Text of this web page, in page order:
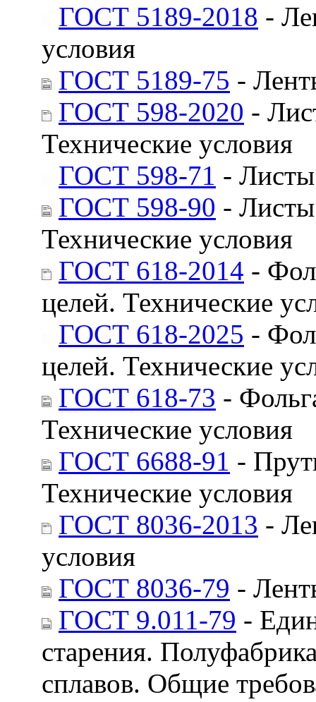
ГОСТ 5189-2018 -
условия
ГОСТ 5189-75 -
ГОСТ 598-2020 -
Технические условия
ГОСТ 598-71 -
ГОСТ 598-90 -
Технические условия
ГОСТ 618-2014 -
целей. Технические
ГОСТ 618-2025 -
целей. Технические
ГОСТ 618-73 -
Технические условия
ГОСТ 6688-91 -
Технические условия
ГОСТ 8036-2013 -
условия
ГОСТ 8036-79 -
ГОСТ 9.011-79 -
старения.
сплавов. Общие